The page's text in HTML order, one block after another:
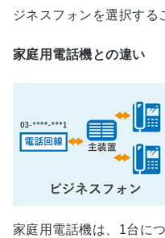
ジネスフォンを選択する
家庭用電話機との違い
家庭用電話機は、1台に